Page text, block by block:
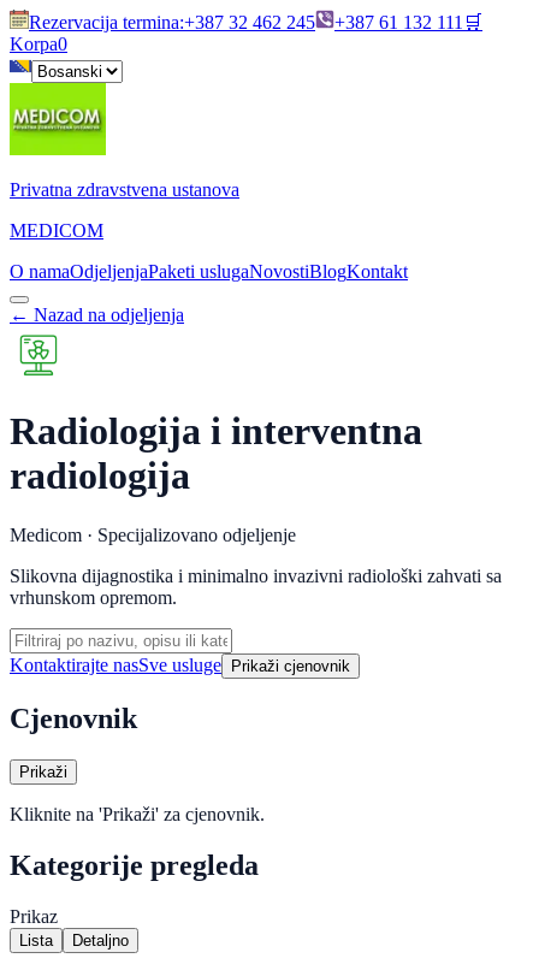
Rezervacija termina:+387 32 462 245 +387 61 132 111 🛒
Korpa0
Privatna zdravstvena ustanova
MEDICOM
O namaOdjeljenjaPaketi uslugaNovostiBlogKontakt
← Nazad na odjeljenja
Radiologija i interventna
radiologija
Medicom · Specijalizovano odjeljenje
Slikovna dijagnostika i minimalno invazivni radiološki zahvati sa
vrhunskom opremom.
Kontaktirajte nasSve usluge Prikaži cjenovnik
Cjenovnik
Prikaži
Kliknite na 'Prikaži' za cjenovnik.
Kategorije pregleda
Prikaz
Lista Detaljno